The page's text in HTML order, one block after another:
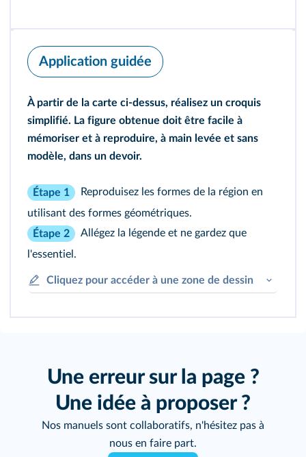
Application guidée
À partir de la carte ci‑dessus, réalisez un croquis
simplifié. La figure obtenue doit être facile à
mémoriser et à reproduire, à main levée et sans
modèle, dans un devoir.
Étape 1
Reproduisez les formes de la région en
utilisant des formes géométriques.
Étape 2
Allégez la légende et ne gardez que
l'essentiel.
Cliquez pour accéder à une zone de dessin
Une erreur sur la page ?
Une idée à proposer ?
Nos manuels sont collaboratifs, n'hésitez pas à
nous en faire part.